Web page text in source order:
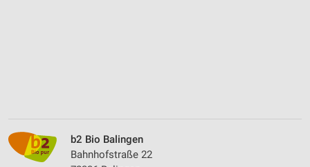
b2 Bio Balingen
Bahnhofstraße 22